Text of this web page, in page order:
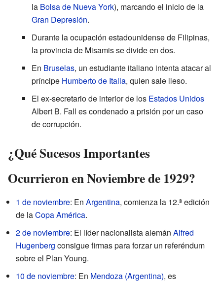
la Bolsa de Nueva York), marcando el inicio de la
Gran Depresión.
Durante la ocupación estadounidense de Filipinas,
la provincia de Misamis se divide en dos.
En Bruselas, un estudiante italiano intenta atacar al
príncipe Humberto de Italia, quien sale ileso.
El ex-secretario de interior de los Estados Unidos
Albert B. Fall es condenado a prisión por un caso
de corrupción.
¿Qué Sucesos Importantes
Ocurrieron en Noviembre de 1929?
1 de noviembre: En Argentina, comienza la 12.ª edición
de laCopa América.
2 de noviembre: El líder nacionalista alemán Alfred
Hugenberg consigue firmas para forzar un referéndum
sobre el Plan Young.
10 de noviembre: En Mendoza (Argentina), es